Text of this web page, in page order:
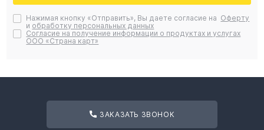
Нажимая кнопку «Отправить», Вы даете согласие на Оферту
и обработку персональных данных
Согласие на получение информации о продуктах и услугах
ООО «Страна карт»
ЗАКАЗАТЬ ЗВОНОК